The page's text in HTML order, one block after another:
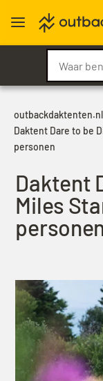
a
outbackdaktenten.nl
Daktent Dare to be
personen
Daktent
Miles